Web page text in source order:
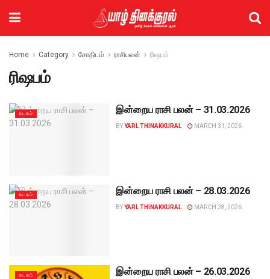
Home Category சோதிடம் ராசிபலன் ரிஷபம்
ரிஷபம்
கடகம் இன்றைய ராசி பலன் – 31.03.2026
BYYARL THINAKKURAL MARCH 31, 2026
கடகம் இன்றைய ராசி பலன் – 28.03.2026
BYYARL THINAKKURAL MARCH 28, 2026
கடகம் இன்றைய ராசி பலன் – 26.03.2026